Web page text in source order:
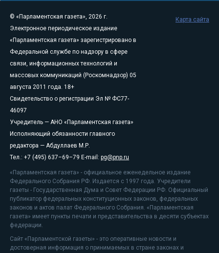
© «Парламентская газета», 2026 г.
Электронное периодическое издание
«Парламентская газета» зарегистрировано в
Федеральной службе по надзору в сфере
связи, информационных технологий и
массовых коммуникаций (Роскомнадзор) 05
августа 2011 года. 18+
Свидетельство о регистрации Эл № ФС77-
46097
Учредитель — АНО «Парламентская газета»
Исполняющий обязанности главного
редактора — Абдуллаев М.Р.
Тел.: +7 (495) 637–69–79 E-mail: pg@pnp.ru
«Парламентская газета» - официальное еженедельное издание
Федерального Собрания РФ. Издается с 1997 года. Учредители
газеты - Государственная Дума и Совет Федерации РФ. Официальный
публикатор федеральных конституционных законов, федеральных
законов и актов палат Федерального Собрания. «Парламентская
газета» имеет пункты печати и представительства в десяти субъектах
федерации.
Сайт «Парламентской газеты» - это оперативные новости и
достоверная информация о принимаемых в стране законах и
Карта сайта